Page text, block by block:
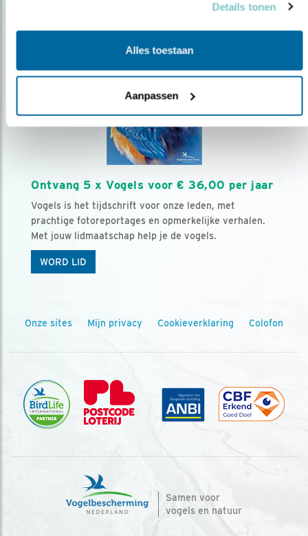
Details tonen
Alles toestaan
Aanpassen
Ontvang 5 x Vogels voor € 36,00 per jaar
Vogels is het tijdschrift voor onze leden, met
prachtige fotoreportages en opmerkelijke verhalen.
Met jouw lidmaatschap help je de vogels.
WORD LID
Onze sites Mijn privacy Cookieverklaring Colofon
Samen voor
vogels en natuur